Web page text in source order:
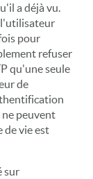
a déjà vu.
l'utilisateur
pour
refuser
qu'une seule
de
peuvent
de vie est
sur